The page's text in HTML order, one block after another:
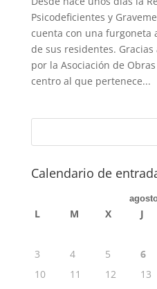
Psicodeficientes y
cuenta con una furgoneta
de sus residentes.
por la Asociación de
centro al que pertenece...
Calendario de
L M X J
3
4 5 6
10
11 12 13